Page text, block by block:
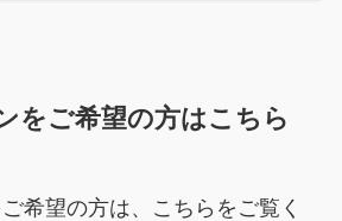
をご希望の方はこちら
希望の方は、こちらをご覧く